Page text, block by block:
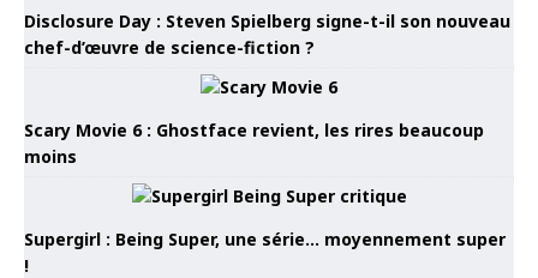
Disclosure Day : Steven Spielberg signe-t-il son nouveau
chef-d’œuvre de science-fiction ?
Scary Movie 6 : Ghostface revient, les rires beaucoup
moins
Supergirl : Being Super, une série… moyennement super
!